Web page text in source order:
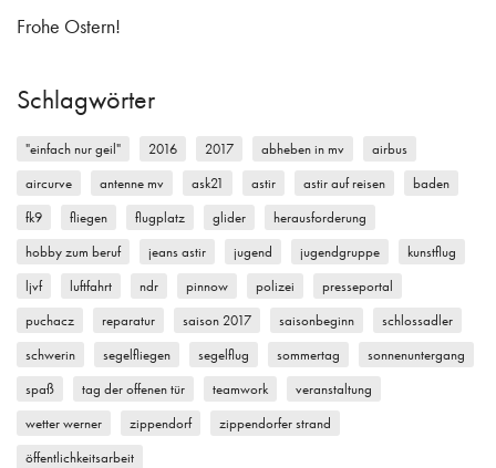
Frohe Ostern!
Schlagwörter
"einfach nur geil" 2016 2017 abheben in mv
airbus
aircurve
antenne mv ask21 astir astir auf reisen
baden
fk9
fliegen flugplatz glider
herausforderung
hobby zum beruf
jeans astir jugend jugendgruppe
kunstflug
ljvf
luftfahrt ndr pinnow polizei
presseportal
puchacz
reparatur saison 2017 saisonbeginn
schlossadler
schwerin
segelfliegen segelflug sommertag
sonnenuntergang
spaß
tag der offenen tür teamwork
veranstaltung
wetter werner
zippendorf
zippendorfer strand
öffentlichkeitsarbeit